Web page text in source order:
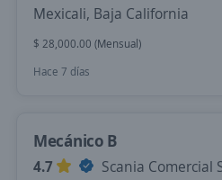
Mexicali, Baja California
$ 28,000.00 (Mensual)
Hace 7 días
Mecánico B
4.7
Scania Comercial